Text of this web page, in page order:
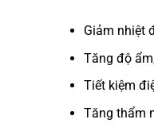
Giảm nhiệt
Tăng độ
Tiết kiệm
Tăng thẩm